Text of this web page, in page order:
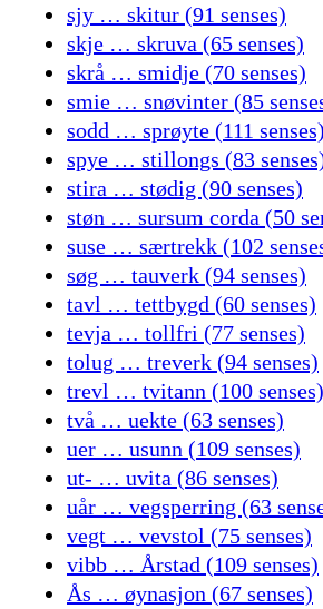
sjy … skitur (91 senses)
skje … skruva (65 senses)
skrå … smidje (70 senses)
smie … snøvinter (85
sodd … sprøyte (111 senses)
spye … stillongs (83
stira … stødig (90 senses)
støn … sursum corda (50
suse … særtrekk (102
søg … tauverk (94 senses)
tavl … tettbygd (60 senses)
tevja … tollfri (77 senses)
tolug … treverk (94 senses)
trevl … tvitann (100 senses)
två … uekte (63 senses)
uer … usunn (109 senses)
ut- … uvita (86 senses)
uår … vegsperring (63
vegt … vevstol (75 senses)
vibb … Årstad (109 senses)
Ås … øynasjon (67 senses)